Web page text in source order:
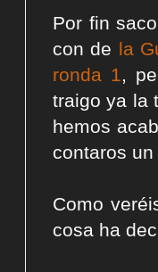
Por fin
con de la
ronda 1,
traigo ya la
hemos
contaros
Como
cosa ha